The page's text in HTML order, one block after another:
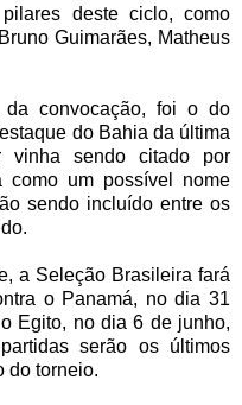
deste ciclo, como
Guimarães, Matheus
convocação, foi o do
do Bahia da última
vinha sendo citado por
como um possível nome
sendo incluído entre os
a Seleção Brasileira fará
o Panamá, no dia 31
Egito, no dia 6 de junho,
serão os últimos
do torneio.